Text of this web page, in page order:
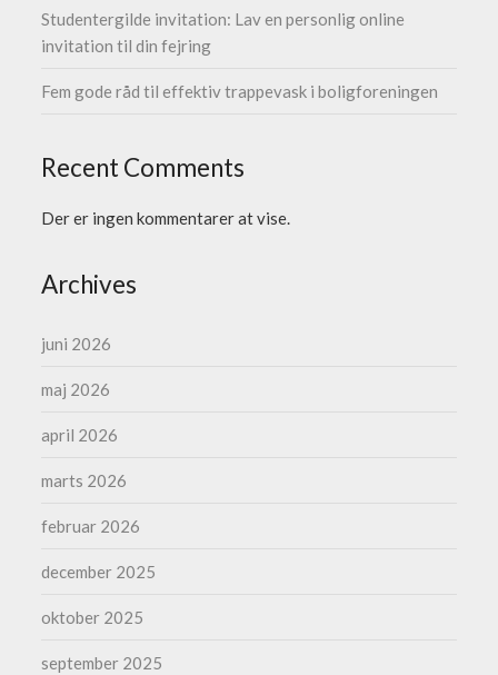
Studentergilde invitation: Lav en personlig online
invitation til din fejring
Fem gode råd til effektiv trappevask i boligforeningen
Recent Comments
Der er ingen kommentarer at vise.
Archives
juni 2026
maj 2026
april 2026
marts 2026
februar 2026
december 2025
oktober 2025
september 2025